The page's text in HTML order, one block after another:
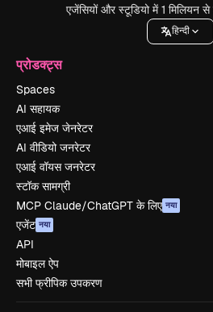
एजेंसियों और स्टूडियो में 1 मिलियन से
हिन्दी
प्रोडक्ट्स
Spaces
AI सहायक
एआई इमेज जेनरेटर
AI वीडियो जनरेटर
एआई वॉयस जनरेटर
स्टॉक सामग्री
MCP Claude/ChatGPT के लिए नया
एजेंट नया
API
मोबाइल ऐप
सभी फ्रीपिक उपकरण